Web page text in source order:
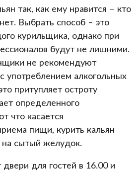
так, как ему нравится – кто
Выбрать способ – это
курильщика, однако при
будут не лишними.
не рекомендуют
употреблением алкогольных
притупляет остроту
определенного
что касается
пищи, курить кальян
на сытый желудок.
для гостей в 16.00 и